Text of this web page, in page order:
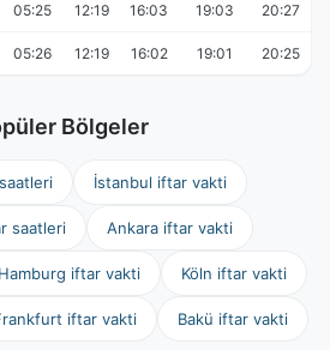
05:25 12:19 16:03 19:03 20:27
05:26 12:19 16:02 19:01 20:25
Bölgeler
İstanbul iftar vakti
saatleri Ankara iftar vakti
Hamburg iftar vakti Köln iftar vakti
iftar vakti Bakü iftar vakti